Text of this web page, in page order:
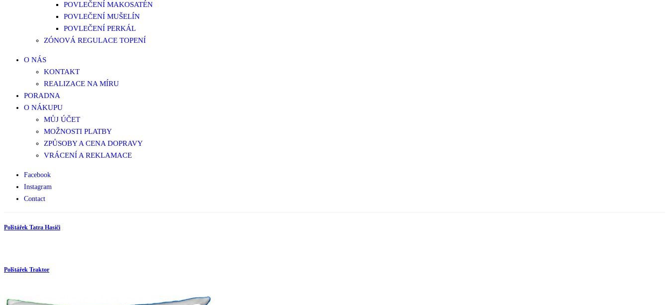
POVLEČENÍ MAKOSATÉN
POVLEČENÍ MUŠELÍN
POVLEČENÍ PERKÁL
ZÓNOVÁ REGULACE TOPENÍ
O NÁS
KONTAKT
REALIZACE NA MÍRU
PORADNA
O NÁKUPU
MŮJ ÚČET
MOŽNOSTI PLATBY
ZPŮSOBY A CENA DOPRAVY
VRÁCENÍ A REKLAMACE
Facebook
Instagram
Contact
Polštářek Tatra Hasiči
Polštářek Traktor